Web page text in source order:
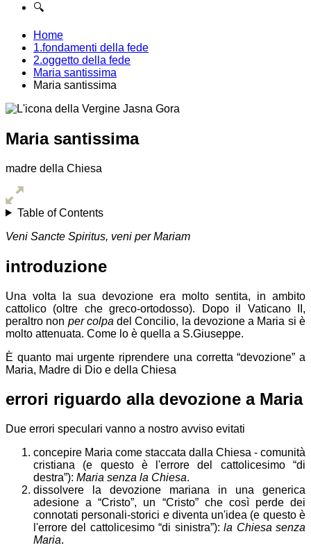
🔍
Home
1.fondamenti della fede
2.oggetto della fede
Maria santissima
Maria santissima
Maria santissima
madre della Chiesa
Table of Contents
Veni Sancte Spiritus, veni per Mariam
introduzione
Una volta la sua devozione era molto sentita, in ambito
cattolico (oltre che greco-ortodosso). Dopo il Vaticano II,
peraltro non per colpa del Concilio, la devozione a Maria si è
molto attenuata. Come lo è quella a S.Giuseppe.
È quanto mai urgente riprendere una corretta “devozione” a
Maria, Madre di Dio e della Chiesa
errori riguardo alla devozione a Maria
Due errori speculari vanno a nostro avviso evitati
concepire Maria come staccata dalla Chiesa - comunità
cristiana (e questo è l'errore del cattolicesimo “di
destra”): Maria senza la Chiesa.
dissolvere la devozione mariana in una generica
adesione a “Cristo”, un “Cristo” che così perde dei
connotati personali-storici e diventa un'idea (e questo è
l'errore del cattolicesimo “di sinistra”):la Chiesa senza
Maria.